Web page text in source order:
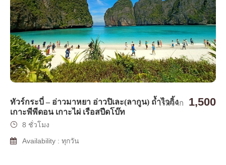
ทัวร์กระบี่ – อ่าวมาหยา อ่าวปิเละ(ลากูน) ถ้ำไวกิ้ง
เกาะพีพีดอน เกาะไผ่ เรือสปีดโบ๊ท
เริ่มจาก 1,500
8 ชั่วโมง
Availability : ทุกวัน